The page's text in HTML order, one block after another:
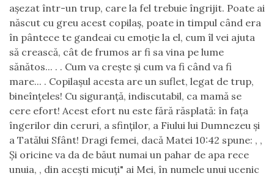
așezat într-un trup, care la fel trebuie îngrijit. Poate ai
născut cu greu acest copilaș, poate in timpul când era
în pântece te gandeai cu emoție la el, cum îl vei ajuta
să crească, cât de frumos ar fi sa vina pe lume
sănătos... . . Cum va crește și cum va fi când va fi
mare... . Copilașul acesta are un suflet, legat de trup,
bineînțeles! Cu siguranță, indiscutabil, ca mamă se
cere efort! Acest efort nu este fără răsplată: în fața
îngerilor din ceruri, a sfinților, a Fiului lui Dumnezeu și
a Tatălui Sfânt! Dragi femei, dacă Matei 10:42 spune: , ,
Și oricine va da de băut numai un pahar de apa rece
unuia, , din acești micuți" ai Mei, în numele unui ucenic